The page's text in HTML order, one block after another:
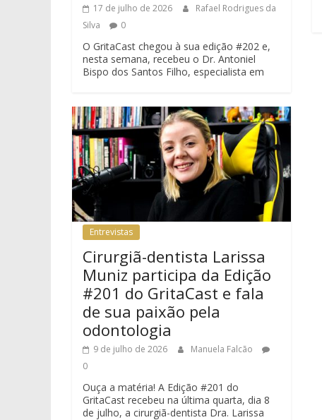
17 de julho de 2026
Rafael Rodrigues da
Silva
0
O GritaCast chegou à sua edição #202 e,
nesta semana, recebeu o Dr. Antoniel
Bispo dos Santos Filho, especialista em
Entrevistas
Cirurgiã-dentista Larissa
Muniz participa da Edição
#201 do GritaCast e fala
de sua paixão pela
odontologia
9 de julho de 2026
Manuela Falcão
0
Ouça a matéria! A Edição #201 do
GritaCast recebeu na última quarta, dia 8
de julho, a cirurgiã-dentista Dra. Larissa